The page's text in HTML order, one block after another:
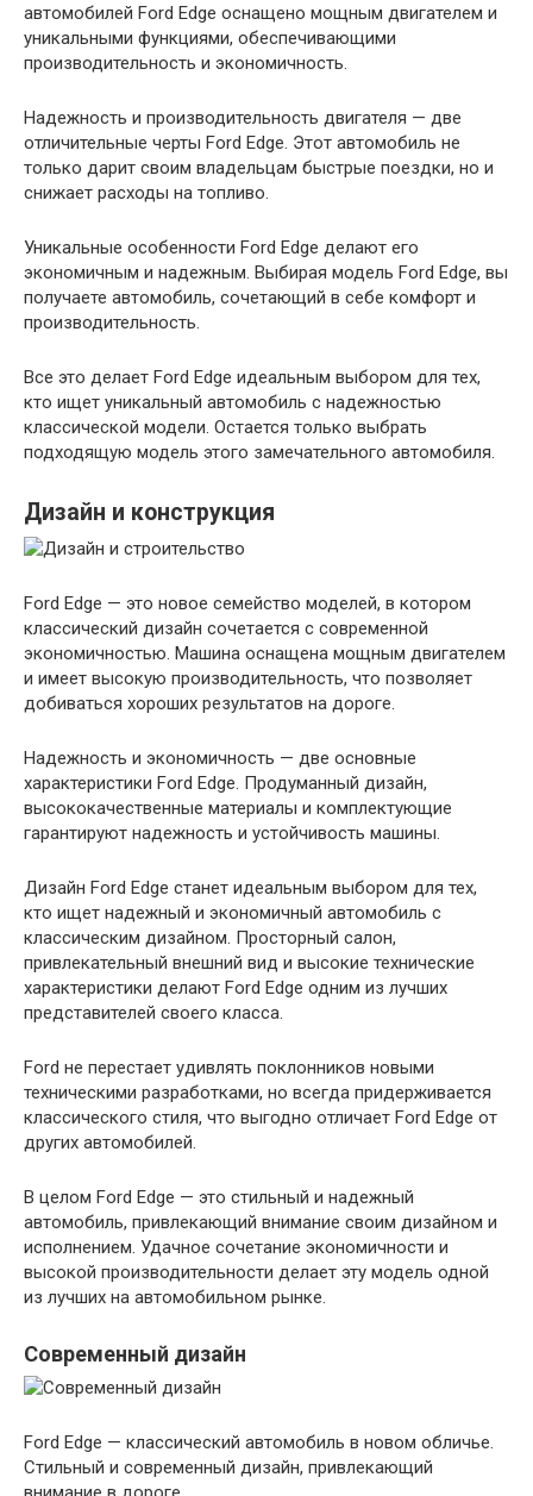
автомобилей Ford Edge оснащено мощным двигателем и
уникальными функциями, обеспечивающими
производительность и экономичность.
Надежность и производительность двигателя — две
отличительные черты Ford Edge. Этот автомобиль не
только дарит своим владельцам быстрые поездки, но и
снижает расходы на топливо.
Уникальные особенности Ford Edge делают его
экономичным и надежным. Выбирая модель Ford Edge, вы
получаете автомобиль, сочетающий в себе комфорт и
производительность.
Все это делает Ford Edge идеальным выбором для тех,
кто ищет уникальный автомобиль с надежностью
классической модели. Остается только выбрать
подходящую модель этого замечательного автомобиля.
Дизайн и конструкция
Ford Edge — это новое семейство моделей, в котором
классический дизайн сочетается с современной
экономичностью. Машина оснащена мощным двигателем
и имеет высокую производительность, что позволяет
добиваться хороших результатов на дороге.
Надежность и экономичность — две основные
характеристики Ford Edge. Продуманный дизайн,
высококачественные материалы и комплектующие
гарантируют надежность и устойчивость машины.
Дизайн Ford Edge станет идеальным выбором для тех,
кто ищет надежный и экономичный автомобиль с
классическим дизайном. Просторный салон,
привлекательный внешний вид и высокие технические
характеристики делают Ford Edge одним из лучших
представителей своего класса.
Ford не перестает удивлять поклонников новыми
техническими разработками, но всегда придерживается
классического стиля, что выгодно отличает Ford Edge от
других автомобилей.
В целом Ford Edge — это стильный и надежный
автомобиль, привлекающий внимание своим дизайном и
исполнением. Удачное сочетание экономичности и
высокой производительности делает эту модель одной
из лучших на автомобильном рынке.
Современный дизайн
Ford Edge — классический автомобиль в новом обличье.
Стильный и современный дизайн, привлекающий